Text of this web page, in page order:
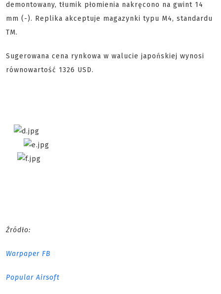
demontowany, tłumik płomienia nakręcono na gwint 14
mm (-). Replika akceptuje magazynki typu M4, standardu
TM.
Sugerowana cena rynkowa w walucie japońskiej wynosi
równowartość 1326 USD.
Źródło:
Warpaper FB
Popular Airsoft